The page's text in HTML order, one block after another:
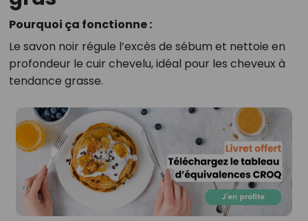
Pourquoi ça fonctionne :
Le savon noir régule l’excès de sébum et nettoie en
profondeur le cuir chevelu, idéal pour les cheveux à
tendance grasse.